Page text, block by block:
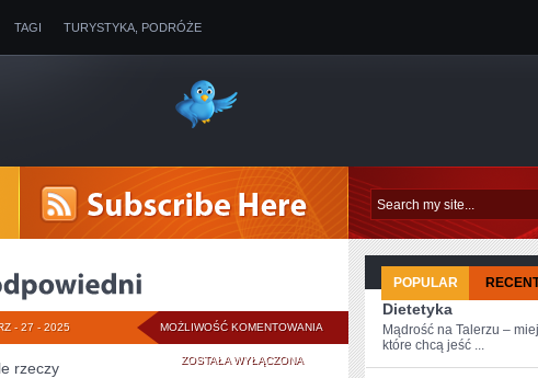
TAGI TURYSTYKA, PODRÓŻE
MOŻLIWOŚĆ KOMENTOWANIA MAKE-
ZOSTAŁA WYŁĄCZONA
- 27 - 2025
rzeczy
POPULAR
Dietetyka
Mądrość na Talerzu –
które chcą jeść ...